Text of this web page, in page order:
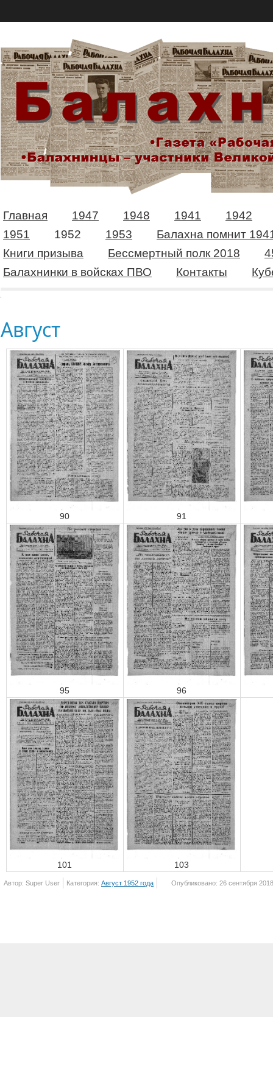
Главная 1947 1948 1941
1942
1951
1952 1953
Балахна помнит
Книги призыва
Бессмертный полк 2018
Балахнинки в войсках ПВО
Контакты
Август
90 91
95 96
101 103
Автор: Super User Категория: Август 1952 года Опубликовано: 26 сентября 2018